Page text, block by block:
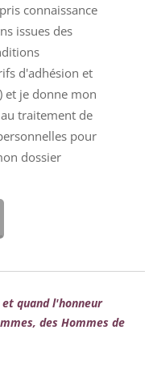
connaissance
issues des
d'adhésion et
et je donne mon
traitement de
pour
dossier
quand l'honneur
des Hommes de